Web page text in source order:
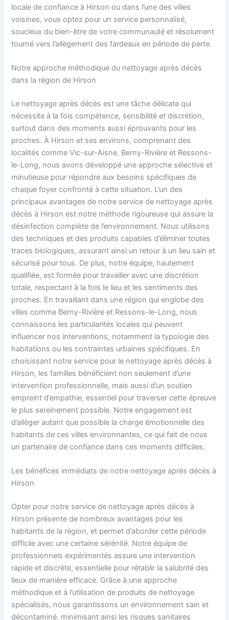
locale de confiance à Hirson ou dans l’une des villes
voisines, vous optez pour un service personnalisé,
soucieux du bien-être de votre communauté et résolument
tourné vers l’allègement des fardeaux en période de perte.
Notre approche méthodique du nettoyage après décès
dans la région de Hirson
Le nettoyage après décès est une tâche délicate qui
nécessite à la fois compétence, sensibilité et discrétion,
surtout dans des moments aussi éprouvants pour les
proches. À Hirson et ses environs, comprenant des
localités comme Vic-sur-Aisne, Berny-Rivière et Ressons-
le-Long, nous avons développé une approche sélective et
minutieuse pour répondre aux besoins spécifiques de
chaque foyer confronté à cette situation. L’un des
principaux avantages de notre service de nettoyage après
décès à Hirson est notre méthode rigoureuse qui assure la
désinfection complète de l’environnement. Nous utilisons
des techniques et des produits capables d’éliminer toutes
traces biologiques, assurant ainsi un retour à un lieu sain et
sécurisé pour tous. De plus, notre équipe, hautement
qualifiée, est formée pour travailler avec une discrétion
totale, respectant à la fois le lieu et les sentiments des
proches. En travaillant dans une région qui englobe des
villes comme Berny-Rivière et Ressons-le-Long, nous
connaissons les particularités locales qui peuvent
influencer nos interventions, notamment la typologie des
habitations ou les contraintes urbaines spécifiques. En
choisissant notre service pour le nettoyage après décès à
Hirson, les familles bénéficient non seulement d’une
intervention professionnelle, mais aussi d’un soutien
empreint d’empathie, essentiel pour traverser cette épreuve
le plus sereinement possible. Notre engagement est
d’alléger autant que possible la charge émotionnelle des
habitants de ces villes environnantes, ce qui fait de nous
un partenaire de confiance dans ces moments difficiles.
Les bénéfices immédiats de notre nettoyage après décès à
Hirson
Opter pour notre service de nettoyage après décès à
Hirson présente de nombreux avantages pour les
habitants de la région, et permet d’aborder cette période
difficile avec une certaine sérénité. Notre équipe de
professionnels expérimentés assure une intervention
rapide et discrète, essentielle pour rétablir la salubrité des
lieux de manière efficace. Grâce à une approche
méthodique et à l’utilisation de produits de nettoyage
spécialisés, nous garantissons un environnement sain et
décontaminé, minimisant ainsi les risques sanitaires